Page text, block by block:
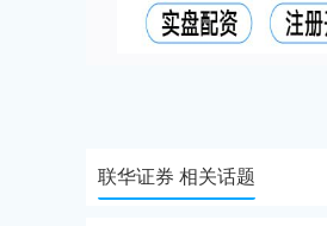
联华证券 相关话题